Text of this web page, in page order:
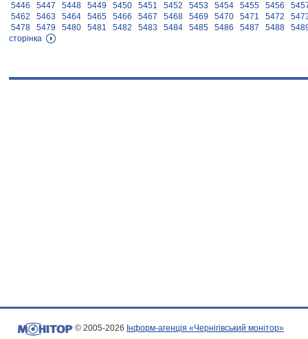
5446
5447 5448 5449 5450 5451 5452 5453 5454 5455 5456
5462
5463 5464 5465 5466 5467 5468 5469 5470 5471 5472
5478
5479 5480 5481 5482 5483 5484 5485 5486 5487 5488
сторінка
© 2005-2026 Інформ-агенція «Чернігівський монітор»